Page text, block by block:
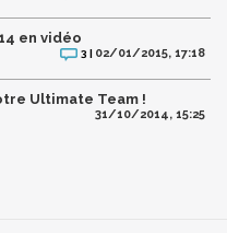
en vidéo
3 | 02/01/2015, 17:18
Ultimate Team !
31/10/2014, 15:25